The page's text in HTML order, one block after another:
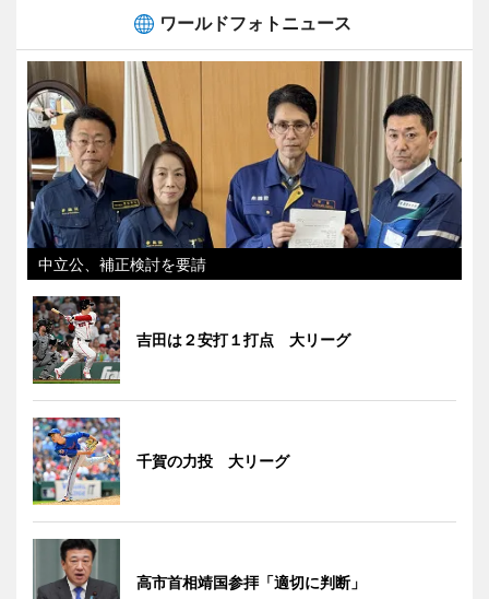
ワールドフォトニュース
中立公、補正検討を要請
吉田は２安打１打点 大リーグ
千賀の力投 大リーグ
高市首相靖国参拝「適切に判断」